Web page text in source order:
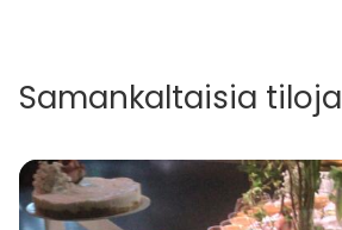
Samankaltaisia tiloja